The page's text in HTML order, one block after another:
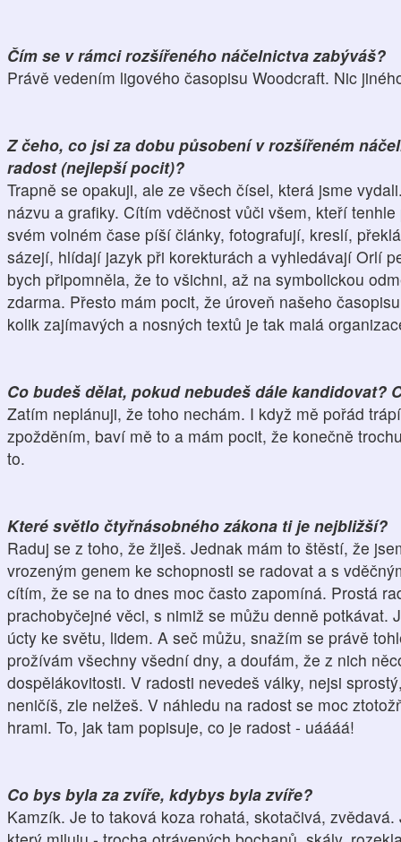
Čím se v rámci rozšířeného náčelnictva zabýváš?
Právě vedením ligového časopisu Woodcraft. Nic
Z čeho, co jsi za dobu působení v rozšířeném
radost (nejlepší pocit)?
Trapně se opakuji, ale ze všech čísel, která jsme
názvu a grafiky. Cítím vděčnost vůči všem, kteří
svém volném čase píší články, fotografují, kreslí,
sázejí, hlídají jazyk při korekturách a vyhledávají Orlí
bych připomněla, že to všichni, až na symbolickou
zdarma. Přesto mám pocit, že úroveň našeho
kolik zajímavých a nosných textů je tak malá
Co budeš dělat, pokud nebudeš dále kandidovat?
Zatím neplánuji, že toho nechám. I když mě pořád
zpožděním, baví mě to a mám pocit, že konečně
to.
Které světlo čtyřnásobného zákona ti je nejbližší?
Raduj se z toho, že žiješ. Jednak mám to štěstí, že
vrozeným genem ke schopnosti se radovat a s
cítím, že se na to dnes moc často zapomíná. Prostá
prachobyčejné věci, s nimiž se můžu denně potkávat.
úcty ke světu, lidem. A seč můžu, snažím se právě
prožívám všechny všední dny, a doufám, že z nich
dospělákovitosti. V radosti nevedeš války, nejsi
neničíš, zle nelžeš. V náhledu na radost se moc
hrami. To, jak tam popisuje, co je radost - uáááá!
Co bys byla za zvíře, kdybys byla zvíře?
Kamzík. Je to taková koza rohatá, skotačivá,